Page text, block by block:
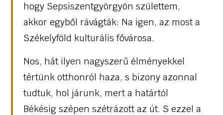
hogy Sepsiszentgyörgyön születtem,
akkor egyből rávágták: Na igen, az most a
Székelyföld kulturális fővárosa.
Nos, hát ilyen nagyszerű élményekkel
tértünk otthonról haza, s bizony azonnal
tudtuk, hol járunk, mert a határtól
Békésig szépen szétrázott az út. S ezzel a